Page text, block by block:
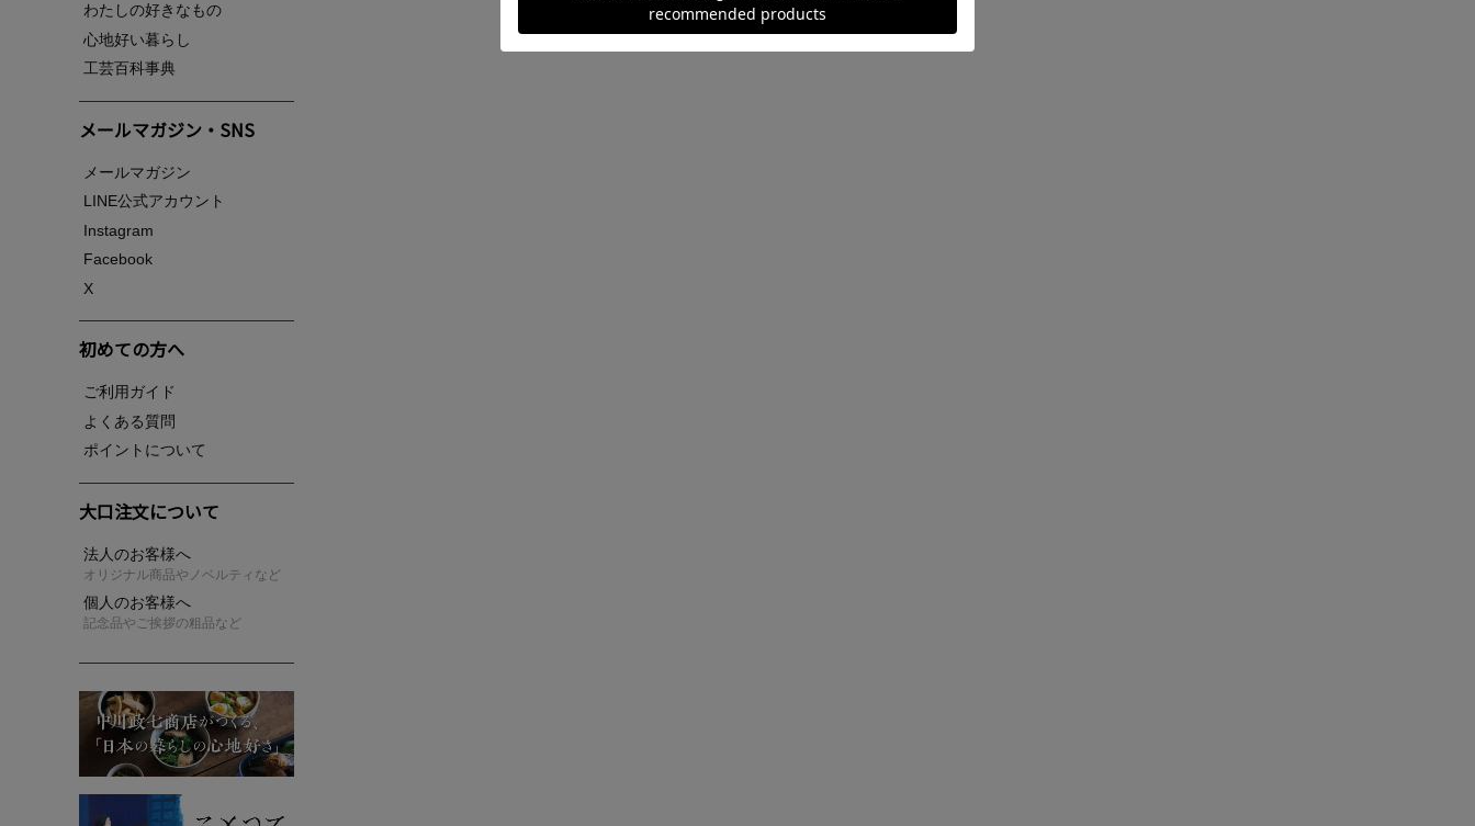
わたしの好きなもの
心地好い暮らし
工芸百科事典
メールマガジン・SNS
メールマガジン
LINE公式アカウント
Instagram
Facebook
X
初めての方へ
ご利用ガイド
よくある質問
ポイントについて
大口注文について
法人のお客様へ
オリジナル商品やノベルティなど
個人のお客様へ
記念品やご挨拶の粗品など